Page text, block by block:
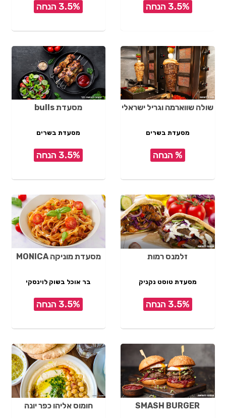
3.5% הנחה 3.5% הנחה
שולה שווארמה וגריל ישראלי
מסעדת בשרים
% הנחה
מסעדת bulls
מסעדת בשרים
3.5% הנחה
זלמנס רמות
מסעדת טוסט נקניק
3.5% הנחה
מסעדת מוניקה MONICA
בר אוכל בשוק לוינסקי
3.5% הנחה
SMASH BURGER חומוס אליהו כפר יונה